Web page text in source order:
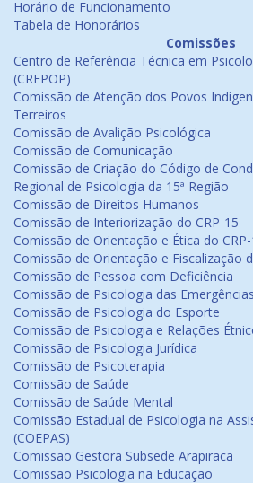
Horário de Funcionamento
Tabela de Honorários
Comissões
Centro de Referência Técnica em
(CREPOP)
Comissão de Atenção dos Povos
Terreiros
Comissão de Avalição Psicológica
Comissão de Comunicação
Comissão de Criação do Código de
Regional de Psicologia da 15ª Região
Comissão de Direitos Humanos
Comissão de Interiorização do CRP-15
Comissão de Orientação e Ética do CRP-
Comissão de Orientação e Fiscalização
Comissão de Pessoa com Deficiência
Comissão de Psicologia das
Comissão de Psicologia do Esporte
Comissão de Psicologia e Relações
Comissão de Psicologia Jurídica
Comissão de Psicoterapia
Comissão de Saúde
Comissão de Saúde Mental
Comissão Estadual de Psicologia na
(COEPAS)
Comissão Gestora Subsede Arapiraca
Comissão Psicologia na Educação